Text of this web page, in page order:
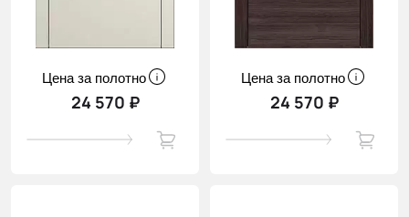
Цена за полотно
24 570 ₽
Цена за полотно
24 570 ₽